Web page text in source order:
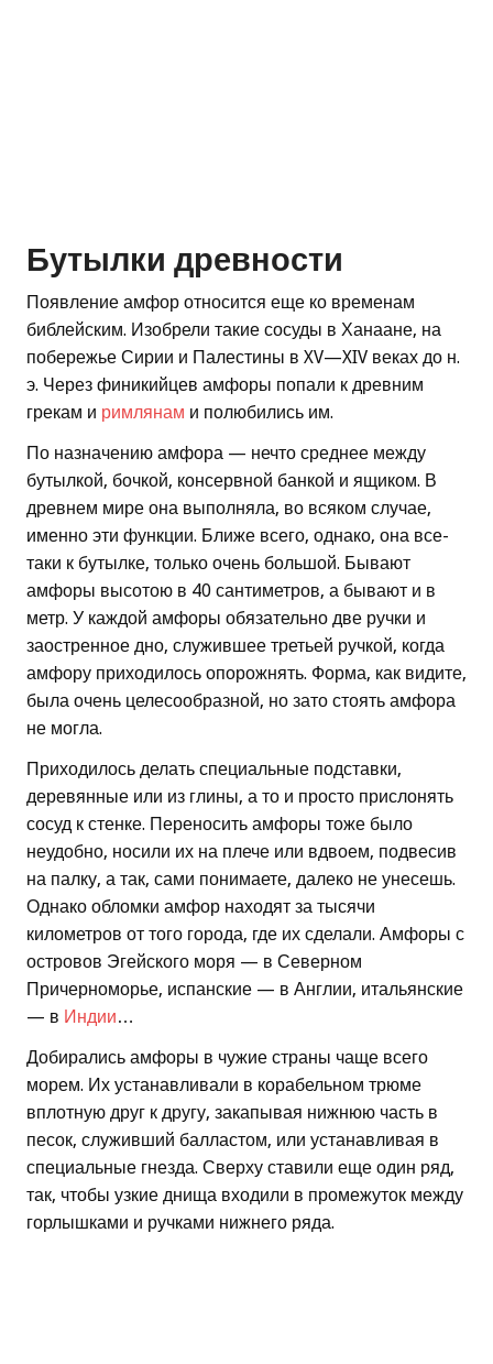
Бутылки древности
Появление амфор относится еще ко временам
библейским. Изобрели такие сосуды в Ханаане, на
побережье Сирии и Палестины в XV—XIV веках до н.
э. Через финикийцев амфоры попали к древним
грекам и римлянам и полюбились им.
По назначению амфора — нечто среднее между
бутылкой, бочкой, консервной банкой и ящиком. В
древнем мире она выполняла, во всяком случае,
именно эти функции. Ближе всего, однако, она все-
таки к бутылке, только очень большой. Бывают
амфоры высотою в 40 сантиметров, а бывают и в
метр. У каждой амфоры обязательно две ручки и
заостренное дно, служившее третьей ручкой, когда
амфору приходилось опорожнять. Форма, как видите,
была очень целесообразной, но зато стоять амфора
не могла.
Приходилось делать специальные подставки,
деревянные или из глины, а то и просто прислонять
сосуд к стенке. Переносить амфоры тоже было
неудобно, носили их на плече или вдвоем, подвесив
на палку, а так, сами понимаете, далеко не унесешь.
Однако обломки амфор находят за тысячи
километров от того города, где их сделали. Амфоры с
островов Эгейского моря — в Северном
Причерноморье, испанские — в Англии, итальянские
— в Индии…
Добирались амфоры в чужие страны чаще всего
морем. Их устанавливали в корабельном трюме
вплотную друг к другу, закапывая нижнюю часть в
песок, служивший балластом, или устанавливая в
специальные гнезда. Сверху ставили еще один ряд,
так, чтобы узкие днища входили в промежуток между
горлышками и ручками нижнего ряда.